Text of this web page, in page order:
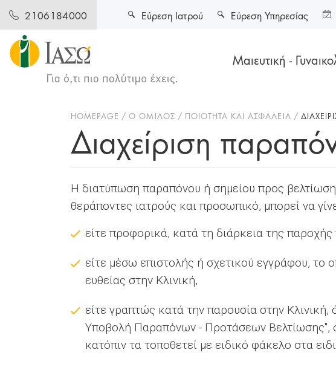
2106184000
Μαιευτική -
Εύρεση Ιατρού Εύρεση Υπηρεσίας
HOMEPAGE Ο ΌΜΙΛΟΣ ΠΟΙΌΤΗΤΑ ΚΑΙ ΑΣΦΆΛΕΙΑ
Διαχείριση
Η διατύπωση παραπόνου ή σημείου προς
θεράποντες ιατρούς και προσωπικό, μπορεί να
είτε προφορικά, κατά τη διάρκεια της
είτε μέσω επιστολής ή σχετικού εγγράφου, το
ευθείας στην Κλινική,
είτε γραπτώς κατά την παρουσία στην Κλινική,
Υποβολή Παραπόνων - Προτάσεων Βελτίωσης",
κατόπιν τα τοποθετεί με ειδικό φάκελο στα